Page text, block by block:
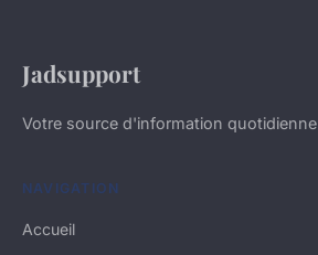
Jadsupport
Votre source d'information
NAVIGATION
Accueil